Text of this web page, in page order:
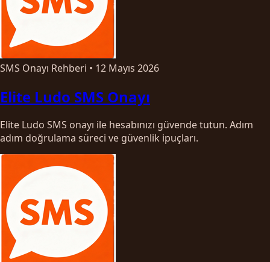
SMS Onayı Rehberi • 12 Mayıs 2026
Elite Ludo SMS Onayı
Elite Ludo SMS onayı ile hesabınızı güvende tutun. Adım
adım doğrulama süreci ve güvenlik ipuçları.